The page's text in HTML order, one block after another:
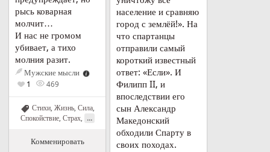
население и сравняю
город с землёй!». На
что спартанцы
отправили самый
короткий известный
ответ: «Если». И
Филипп II, и
впоследствии его
сын Александр
Македонский
обходили Спарту в
своих походах.
рысь коварная
молчит…
И нас не громом
убивает, а тихо
молния разит.
Мужские мысли
1
469
Стихи, Жизнь, Сила,
Спокойствие, Страх, ...
Комменировать